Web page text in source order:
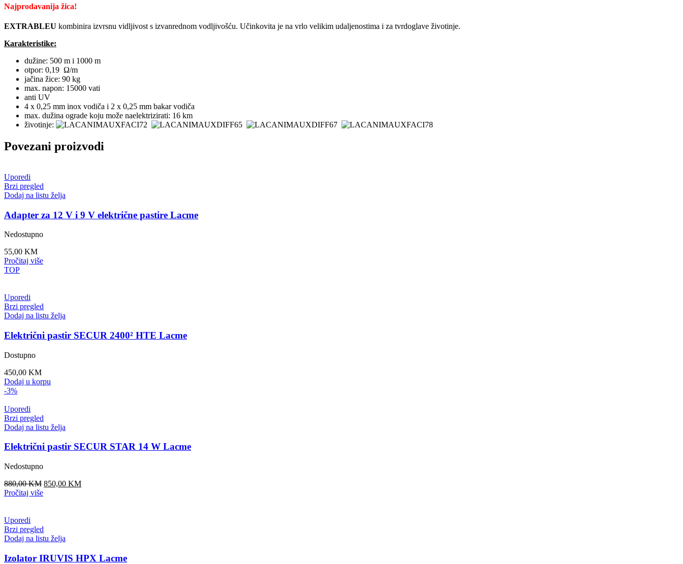
Najprodavanija žica!
EXTRABLEU kombinira izvrsnu vidljivost s izvanrednom vodljivošću. Učinkovita je na vrlo velikim udaljenostima i za tvrdoglave životinje.
Karakteristike:
dužine: 500 m i 1000 m
otpor: 0,19 Ω/m
jačina žice: 90 kg
max. napon: 15000 vati
anti UV
4 x 0,25 mm inox vodiča i 2 x 0,25 mm bakar vodiča
max. dužina ograde koju može naelektrizirati: 16 km
životinje:
Povezani proizvodi
Uporedi
Brzi pregled
Dodaj na listu želja
Adapter za 12 V i 9 V električne pastire Lacme
Nedostupno
55,00 KM
Pročitaj više
TOP
Uporedi
Brzi pregled
Dodaj na listu želja
Električni pastir SECUR 2400² HTE Lacme
Dostupno
450,00 KM
Dodaj u korpu
-3%
Uporedi
Brzi pregled
Dodaj na listu želja
Električni pastir SECUR STAR 14 W Lacme
Nedostupno
880,00KM Original
850,00 KMCurrent
Pročitaj više
Uporedi
Brzi pregled
Dodaj na listu želja
Izolator IRUVIS HPX Lacme